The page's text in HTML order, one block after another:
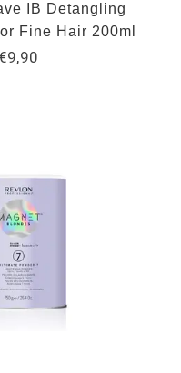
IB Detangling
Fine Hair 200ml
€9,90